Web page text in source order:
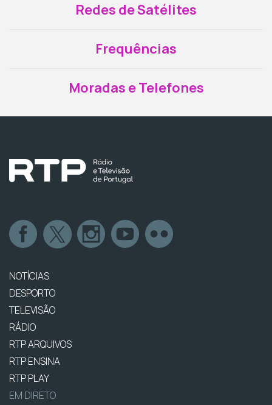
Redes de Satélites
Frequências
Moradas e Telefones
NOTÍCIAS
DESPORTO
TELEVISÃO
RÁDIO
RTP ARQUIVOS
RTP ENSINA
RTP PLAY
EM DIRETO